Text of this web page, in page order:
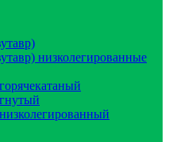
низколегированные